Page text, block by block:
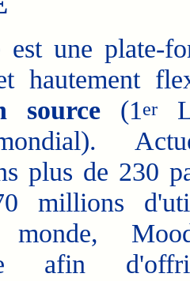
une plate-
hautement
source(1er
plus de 230
millions
afin